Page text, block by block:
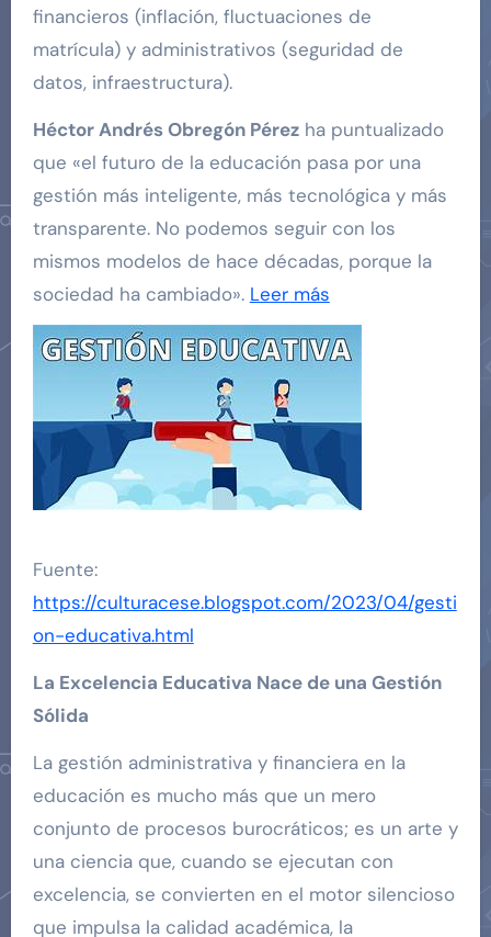
financieros (inflación, fluctuaciones de
matrícula) y administrativos (seguridad de
datos, infraestructura).
Héctor Andrés Obregón Pérezha puntualizado
que «el futuro de la educación pasa por una
gestión más inteligente, más tecnológica y más
transparente. No podemos seguir con los
mismos modelos de hace décadas, porque la
sociedad ha cambiado». Leer más
Fuente:
https://culturacese.blogspot.com/2023/04/gesti
on-educativa.html
La Excelencia Educativa Nace de una Gestión
Sólida
La gestión administrativa y financiera en la
educación es mucho más que un mero
conjunto de procesos burocráticos; es un arte y
una ciencia que, cuando se ejecutan con
excelencia, se convierten en el motor silencioso
que impulsa la calidad académica, la